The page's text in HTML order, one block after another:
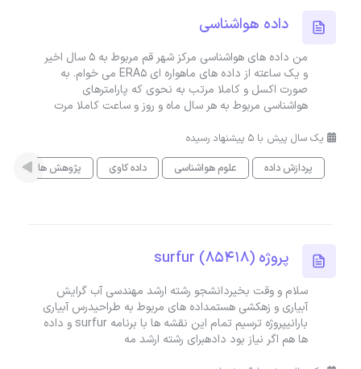
داده هواشناسی
من داده های هواشناسی مرکز شهر قم مربوط به 5 سال اخیر
و یک ساعته از داده های ماهواره ای ERA5 می خوام. به
صورت اکسل و کاملا مرتب به نحوی که پارامترهای
هواشناسی مربوط به هر سال ماه و روز و ساعت کاملا مرت
یک سال پیش با 5 پیشنهاد رسیده
پردازش داده
علوم هواشناسی داده کاوی پژوهش های علمی
پروژه surfur (85418)
سلام و وقت بخیردانشجو رشته ارشد مهندسی آب گرایش
آبیاری و زهکشی هستمداده های مربوط به طراحیدرس آبیاری
بارانیپروژه ترسیم تمام این نقشه ها با برنامه surfur و داده
ها هم اگر نیاز بود دادهبرای رشته ارشد مه